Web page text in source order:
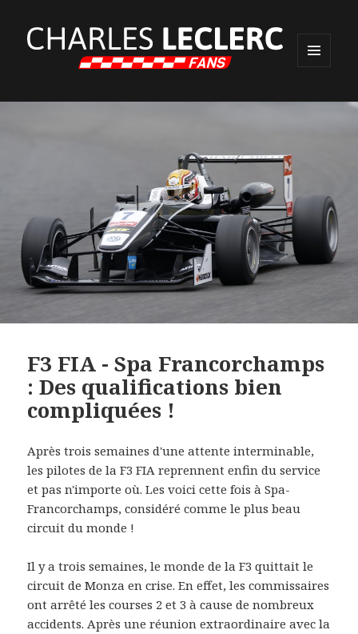
WIDGETS
F3 FIA - Spa Francorchamps
: Des qualifications bien
compliquées !
Après trois semaines d'une attente interminable,
les pilotes de la F3 FIA reprennent enfin du service
et pas n'importe où. Les voici cette fois à Spa-
Francorchamps, considéré comme le plus beau
circuit du monde !
Il y a trois semaines, le monde de la F3 quittait le
circuit de Monza en crise. En effet, les commissaires
ont arrêté les courses 2 et 3 à cause de nombreux
accidents. Après une réunion extraordinaire avec la